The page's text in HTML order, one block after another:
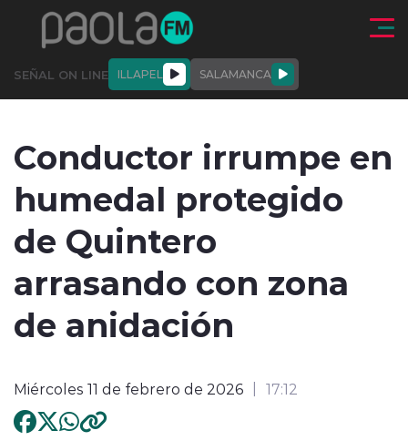
Click acá para ir directamente al contenido
SEÑAL ON LINE ILLAPEL SALAMANCA
DEPORTES
modo claro
Conductor irrumpe en
humedal protegido
de Quintero
arrasando con zona
de anidación
Miércoles 11 de febrero de 2026 17:12